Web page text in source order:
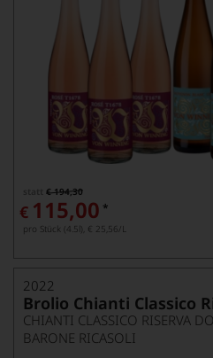
€ 194,30
€ 115,00 *
pro Stück (4.5l), € 25,56/L
2022
Brolio Chianti Classico
CHIANTI CLASSICO RISERVA
BARONE RICASOLI